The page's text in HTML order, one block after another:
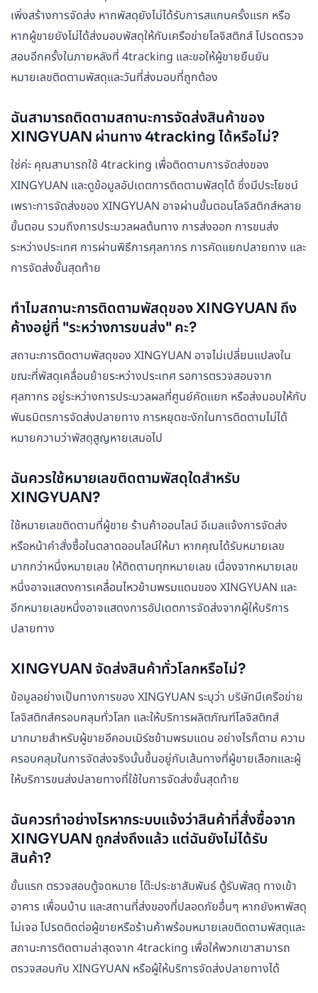
เพิ่งสร้างการจัดส่ง หากพัสดุยังไม่ได้รับการสแกนครั้งแรก หรือ
หากผู้ขายยังไม่ได้ส่งมอบพัสดุให้กับเครือข่ายโลจิสติกส์ โปรดตรวจ
สอบอีกครั้งในภายหลังที่ 4tracking และขอให้ผู้ขายยืนยัน
หมายเลขติดตามพัสดุและวันที่ส่งมอบที่ถูกต้อง
ฉันสามารถติดตามสถานะการจัดส่งสินค้าของ
XINGYUAN ผ่านทาง 4tracking ได้หรือไม่?
ใช่ค่ะ คุณสามารถใช้ 4tracking เพื่อติดตามการจัดส่งของ
XINGYUAN และดูข้อมูลอัปเดตการติดตามพัสดุได้ ซึ่งมีประโยชน์
เพราะการจัดส่งของ XINGYUAN อาจผ่านขั้นตอนโลจิสติกส์หลาย
ขั้นตอน รวมถึงการประมวลผลต้นทาง การส่งออก การขนส่ง
ระหว่างประเทศ การผ่านพิธีการศุลกากร การคัดแยกปลายทาง และ
การจัดส่งขั้นสุดท้าย
ทำไมสถานะการติดตามพัสดุของ XINGYUAN ถึง
ค้างอยู่ที่ "ระหว่างการขนส่ง" คะ?
สถานะการติดตามพัสดุของ XINGYUAN อาจไม่เปลี่ยนแปลงใน
ขณะที่พัสดุเคลื่อนย้ายระหว่างประเทศ รอการตรวจสอบจาก
ศุลกากร อยู่ระหว่างการประมวลผลที่ศูนย์คัดแยก หรือส่งมอบให้กับ
พันธมิตรการจัดส่งปลายทาง การหยุดชะงักในการติดตามไม่ได้
หมายความว่าพัสดุสูญหายเสมอไป
ฉันควรใช้หมายเลขติดตามพัสดุใดสำหรับ
XINGYUAN?
ใช้หมายเลขติดตามที่ผู้ขาย ร้านค้าออนไลน์ อีเมลแจ้งการจัดส่ง
หรือหน้าคำสั่งซื้อในตลาดออนไลน์ให้มา หากคุณได้รับหมายเลข
มากกว่าหนึ่งหมายเลข ให้ติดตามทุกหมายเลข เนื่องจากหมายเลข
หนึ่งอาจแสดงการเคลื่อนไหวข้ามพรมแดนของ XINGYUAN และ
อีกหมายเลขหนึ่งอาจแสดงการอัปเดตการจัดส่งจากผู้ให้บริการ
ปลายทาง
XINGYUAN จัดส่งสินค้าทั่วโลกหรือไม่?
ข้อมูลอย่างเป็นทางการของ XINGYUAN ระบุว่า บริษัทมีเครือข่าย
โลจิสติกส์ครอบคลุมทั่วโลก และให้บริการผลิตภัณฑ์โลจิสติกส์
มากมายสำหรับผู้ขายอีคอมเมิร์ซข้ามพรมแดน อย่างไรก็ตาม ความ
ครอบคลุมในการจัดส่งจริงนั้นขึ้นอยู่กับเส้นทางที่ผู้ขายเลือกและผู้
ให้บริการขนส่งปลายทางที่ใช้ในการจัดส่งขั้นสุดท้าย
ฉันควรทำอย่างไรหากระบบแจ้งว่าสินค้าที่สั่งซื้อจาก
XINGYUAN ถูกส่งถึงแล้ว แต่ฉันยังไม่ได้รับ
สินค้า?
ขั้นแรก ตรวจสอบตู้จดหมาย โต๊ะประชาสัมพันธ์ ตู้รับพัสดุ ทางเข้า
อาคาร เพื่อนบ้าน และสถานที่ส่งของที่ปลอดภัยอื่นๆ หากยังหาพัสดุ
ไม่เจอ โปรดติดต่อผู้ขายหรือร้านค้าพร้อมหมายเลขติดตามพัสดุและ
สถานะการติดตามล่าสุดจาก 4tracking เพื่อให้พวกเขาสามารถ
ตรวจสอบกับ XINGYUAN หรือผู้ให้บริการจัดส่งปลายทางได้